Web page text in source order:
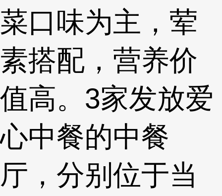
菜口味为主，荤
素搭配，营养价
值高。3家发放爱
心中餐的中餐
厅，分别位于当